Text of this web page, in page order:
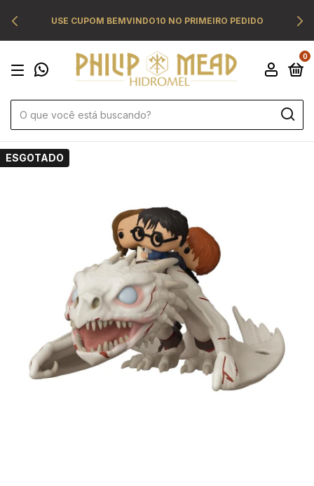
USE CUPOM BEMVINDO10 NO PRIMEIRO PEDIDO
0
ESGOTADO